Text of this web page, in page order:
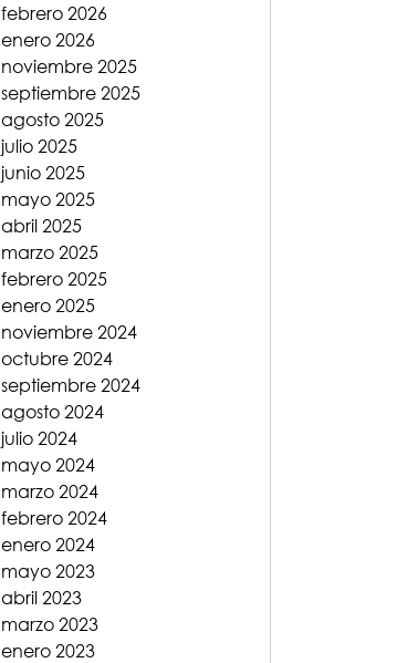
febrero 2026
enero 2026
noviembre 2025
septiembre 2025
agosto 2025
julio 2025
junio 2025
mayo 2025
abril 2025
marzo 2025
febrero 2025
enero 2025
noviembre 2024
octubre 2024
septiembre 2024
agosto 2024
julio 2024
mayo 2024
marzo 2024
febrero 2024
enero 2024
mayo 2023
abril 2023
marzo 2023
enero 2023